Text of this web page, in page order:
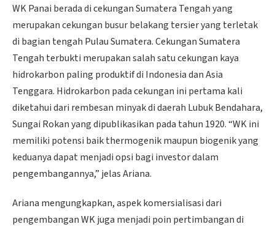
WK Panai berada di cekungan Sumatera Tengah yang
merupakan cekungan busur belakang tersier yang terletak
di bagian tengah Pulau Sumatera. Cekungan Sumatera
Tengah terbukti merupakan salah satu cekungan kaya
hidrokarbon paling produktif di Indonesia dan Asia
Tenggara. Hidrokarbon pada cekungan ini pertama kali
diketahui dari rembesan minyak di daerah Lubuk Bendahara,
Sungai Rokan yang dipublikasikan pada tahun 1920. “WK ini
memiliki potensi baik thermogenik maupun biogenik yang
keduanya dapat menjadi opsi bagi investor dalam
pengembangannya,” jelas Ariana.
Ariana mengungkapkan, aspek komersialisasi dari
pengembangan WK juga menjadi poin pertimbangan di